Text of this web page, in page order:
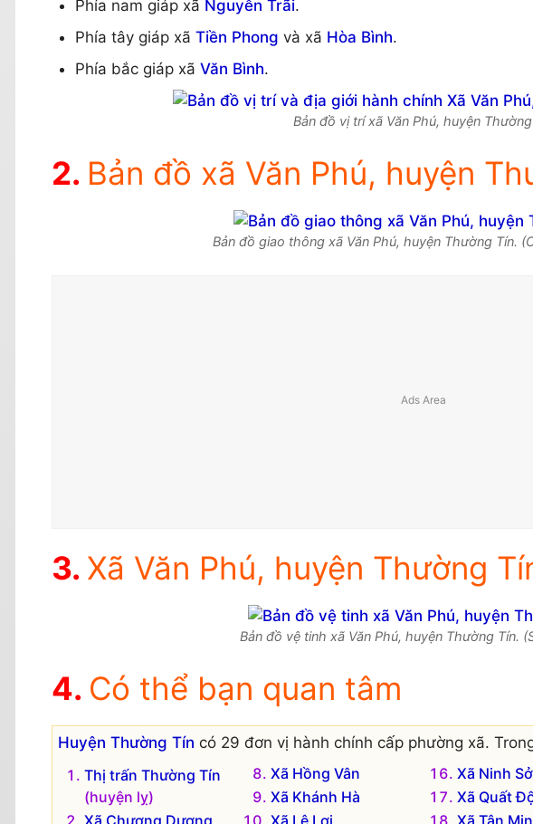
Phía nam giáp xã Nguyễn Trãi.
Phía tây giáp xã Tiền Phong và xã Hòa Bình.
Phía bắc giáp xã Văn Bình.
Bản đồ vị trí xã Văn Phú, huyện
Bản đồ xã Văn Phú, huyện
Bản đồ giao thông xã Văn Phú, huyện Thường Tín.
Xã Văn Phú, huyện Thường
Bản đồ vệ tinh xã Văn Phú, huyện Thường Tín.
Có thể bạn quan tâm
Huyện Thường Tín có 29 đơn vị hành chính cấp phường xã.
Thị trấn Thường Tín
(huyện lỵ)
Xã Hồng Vân
Xã Khánh Hà
Xã Ninh Sở
Xã Quất